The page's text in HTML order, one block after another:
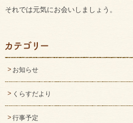
それでは元気にお会いしましょう。
お知らせ
くらすだより
行事予定